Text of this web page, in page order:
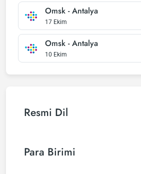
Omsk - Antalya
17 Ekim
Omsk - Antalya
10 Ekim
Resmi Dil
Para Birimi